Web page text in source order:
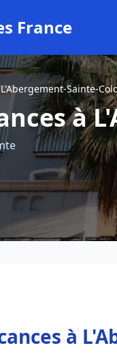
France
L'Abergement-Sainte-
à
à